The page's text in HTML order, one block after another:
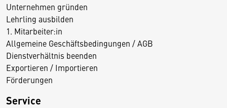
Unternehmen gründen
Lehrling ausbilden
1. Mitarbeiter:in
Allgemeine Geschäftsbedingungen / AGB
Dienstverhältnis beenden
Exportieren / Importieren
Förderungen
Service